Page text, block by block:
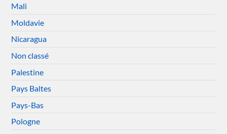
Mali
Moldavie
Nicaragua
Non classé
Palestine
Pays Baltes
Pays-Bas
Pologne